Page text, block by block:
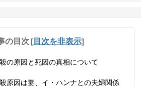
の目次 [目次を非表示]
の原因と死因の真相について
原因は妻、イ・ハンナとの夫婦関係